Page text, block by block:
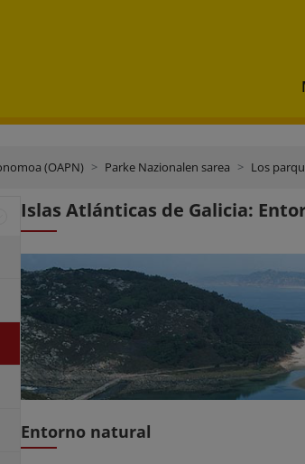
(OAPN) Parke Nazionalen sarea Los
Islas Atlánticas de Galicia:
Entorno natural